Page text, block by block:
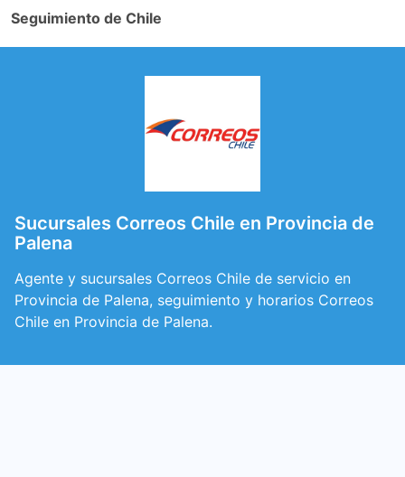
Seguimiento de Chile
Sucursales Correos Chile en Provincia de
Palena
Agente y sucursales Correos Chile de servicio en
Provincia de Palena, seguimiento y horarios Correos
Chile en Provincia de Palena.